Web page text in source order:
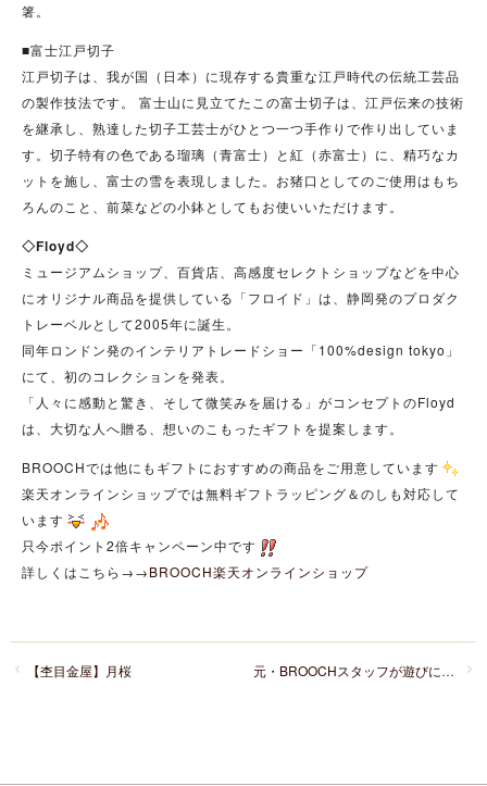
箸。
■富士江戸切子
江戸切子は、我が国（日本）に現存する貴重な江戸時代の伝統工芸品
の製作技法です。 富士山に見立てたこの富士切子は、江戸伝来の技術
を継承し、熟達した切子工芸士がひとつ一つ手作りで作り出していま
す。切子特有の色である瑠璃（青富士）と紅（赤富士）に、精巧なカ
ットを施し、富士の雪を表現しました。お猪口としてのご使用はもち
ろんのこと、前菜などの小鉢としてもお使いいただけます。
◇Floyd◇
ミュージアムショップ、百貨店、高感度セレクトショップなどを中心
にオリジナル商品を提供している「フロイド」は、静岡発のプロダク
トレーベルとして2005年に誕生。
同年ロンドン発のインテリアトレードショー「100%design tokyo」
にて、初のコレクションを発表。
「人々に感動と驚き、そして微笑みを届ける」がコンセプトのFloyd
は、大切な人へ贈る、想いのこもったギフトを提案します。
BROOCHでは他にもギフトにおすすめの商品をご用意しています
楽天オンラインショップでは無料ギフトラッピング＆のしも対応して
います
只今ポイント2倍キャンペーン中です
詳しくはこちら→→BROOCH楽天オンラインショップ
元・BROOCHスタッフが遊びに来てくれました～
【杢目金屋】月桜